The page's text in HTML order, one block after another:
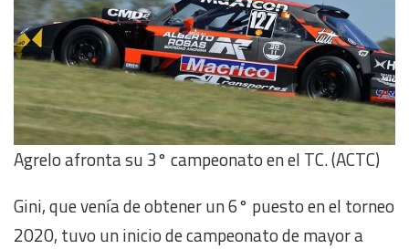
Agrelo afronta su 3° campeonato en el TC. (ACTC)
Gini, que venía de obtener un 6° puesto en el torneo
2020, tuvo un inicio de campeonato de mayor a